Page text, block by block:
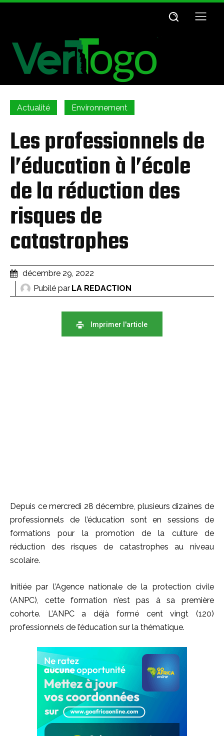
Actualité Environnement
Les professionnels de
l’éducation à l’école
de la réduction des
risques de
catastrophes
décembre 29, 2022
Pubilé par LA REDACTION
Imprimer l'article
Depuis ce mercredi 28 décembre, plusieurs dizaines de
professionnels de l’éducation sont en sessions de
formations pour la promotion de la culture de
réduction des risques de catastrophes au niveau
scolaire.
Initiée par l’Agence nationale de la protection civile
(ANPC), cette formation n’est pas à sa première
cohorte. L’ANPC a déjà formé cent vingt (120)
professionnels de l’éducation sur la thématique.